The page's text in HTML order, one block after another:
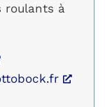
roulants à